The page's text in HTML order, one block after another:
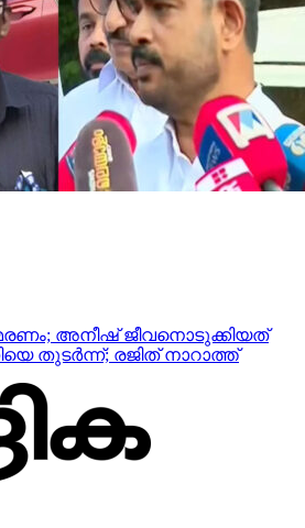
അനീഷ് ജീവനൊടുക്കിയത്
തുടര്‍ന്ന്; രജിത് നാറാത്ത്